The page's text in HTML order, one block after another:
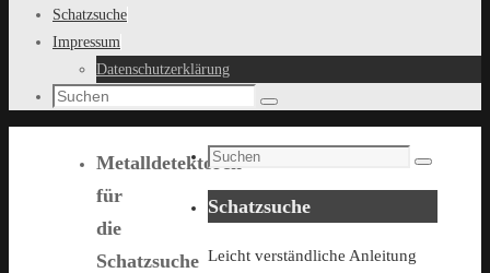
zum
Inhalt
Schatzsuche
Impressum
Datenschutzerklärung
Search
Suchen
Metalldetektoren
für
die
Schatzsuche
Search
Suchen
Schatzsuche
Leicht verständliche Anleitung